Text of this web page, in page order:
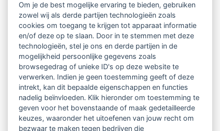
Ontvang 10 x per jaar de LVSC-
relatienieuwsbrief met o.a.:
vrij toegankelijke TsvB-artikelen
nieuws op het vlak van professioneel
begeleiden
informatie over LVSC-activiteiten
Om je de best mogelijke ervaring te bieden, gebruiken
zowel wij als derde partijen technologieën zoals
cookies om toegang te krijgen tot apparaat informatie
en/of deze op te slaan. Door in te stemmen met deze
technologieën, stel je ons en derde partijen in de
mogelijkheid persoonlijke gegevens zoals
browsegedrag of unieke ID's op deze website te
verwerken. Indien je geen toestemming geeft of deze
intrekt, kan dit bepaalde eigenschappen en functies
nadelig beïnvloeden. Klik hieronder om toestemming te
geven voor het bovenstaande of maak gedetailleerde
keuzes, waaronder het uitoefenen van jouw recht om
bezwaar te maken tegen bedrijven die